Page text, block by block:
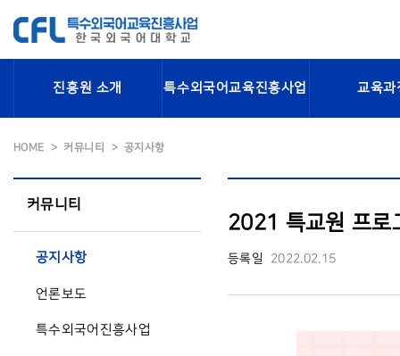
진흥원 소개 특수외국어교육진흥사업 교육과
HOME 커뮤니티 공지사항
커뮤니티
공지사항
언론보도
특수외국어진흥사업
2021 특교원 프로
등록일 2022.02.15